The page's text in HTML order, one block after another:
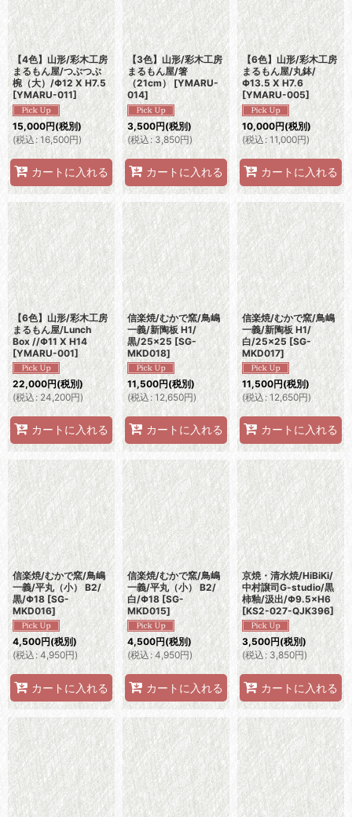
【4色】山形/彩木工房
まるもん屋/つぶつぶ
椀（大）/Φ12 X H7.5
[YMARU-011]
15,000円(税別)
(税込: 16,500円)
カートに入れる
【3色】山形/彩木工房
まるもん屋/箸
（21cm） [YMARU-
014]
3,500円(税別)
(税込: 3,850円)
カートに入れる
【6色】山形/彩木工房
まるもん屋/丸鉢/
Φ13.5 X H7.6
[YMARU-005]
10,000円(税別)
(税込: 11,000円)
カートに入れる
【6色】山形/彩木工房
まるもん屋/Lunch
Box //Φ11 X H14
[YMARU-001]
22,000円(税別)
(税込: 24,200円)
カートに入れる
信楽焼/むかで窯/鳥嶋
一義/新陶板 H1/
黒/25×25 [SG-
MKD018]
11,500円(税別)
(税込: 12,650円)
カートに入れる
信楽焼/むかで窯/鳥嶋
一義/新陶板 H1/
白/25×25 [SG-
MKD017]
11,500円(税別)
(税込: 12,650円)
カートに入れる
信楽焼/むかで窯/鳥嶋
一義/平丸（小） B2/
黒/Φ18 [SG-
MKD016]
4,500円(税別)
(税込: 4,950円)
カートに入れる
信楽焼/むかで窯/鳥嶋
一義/平丸（小） B2/
白/Φ18 [SG-
MKD015]
4,500円(税別)
(税込: 4,950円)
カートに入れる
京焼・清水焼/HiBiKi/
中村譲司G-studio/黒
柿釉/汲出/Φ9.5×H6
[KS2-027-QJK396]
3,500円(税別)
(税込: 3,850円)
カートに入れる